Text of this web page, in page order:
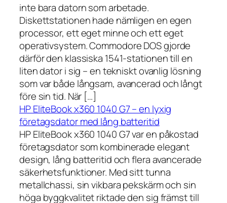
inte bara datorn som arbetade.
Diskettstationen hade nämligen en egen
processor, ett eget minne och ett eget
operativsystem. Commodore DOS gjorde
därför den klassiska 1541-stationen till en
liten dator i sig – en tekniskt ovanlig lösning
som var både långsam, avancerad och långt
före sin tid. När […]
HP EliteBook x360 1040 G7 – en lyxig
företagsdator med lång batteritid
HP EliteBook x360 1040 G7 var en påkostad
företagsdator som kombinerade elegant
design, lång batteritid och flera avancerade
säkerhetsfunktioner. Med sitt tunna
metallchassi, sin vikbara pekskärm och sin
höga byggkvalitet riktade den sig främst till